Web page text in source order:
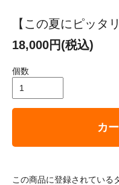
【この夏にピッタ
18,000円(税込)
個数
カ
この商品に登録されている